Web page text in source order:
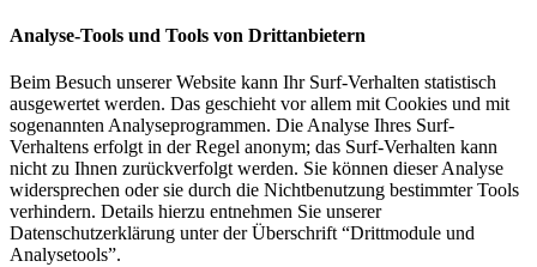
Analyse-Tools und Tools von Drittanbietern
Beim Besuch unserer Website kann Ihr Surf-Verhalten statistisch
ausgewertet werden. Das geschieht vor allem mit Cookies und mit
sogenannten Analyseprogrammen. Die Analyse Ihres Surf-
Verhaltens erfolgt in der Regel anonym; das Surf-Verhalten kann
nicht zu Ihnen zurückverfolgt werden. Sie können dieser Analyse
widersprechen oder sie durch die Nichtbenutzung bestimmter Tools
verhindern. Details hierzu entnehmen Sie unserer
Datenschutzerklärung unter der Überschrift “Drittmodule und
Analysetools”.